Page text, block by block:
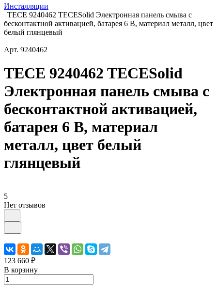
Инсталляции
TECE 9240462 TECESolid Электронная панель смыва с
бесконтактной активацией, батарея 6 В, материал металл, цвет
белый глянцевый
Арт. 9240462
TECE 9240462 TECESolid
Электронная панель смыва с
бесконтактной активацией,
батарея 6 В, материал
металл, цвет белый
глянцевый
5
Нет отзывов
123 660 ₽
В корзину